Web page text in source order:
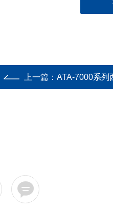
上一篇： ATA-7000系列